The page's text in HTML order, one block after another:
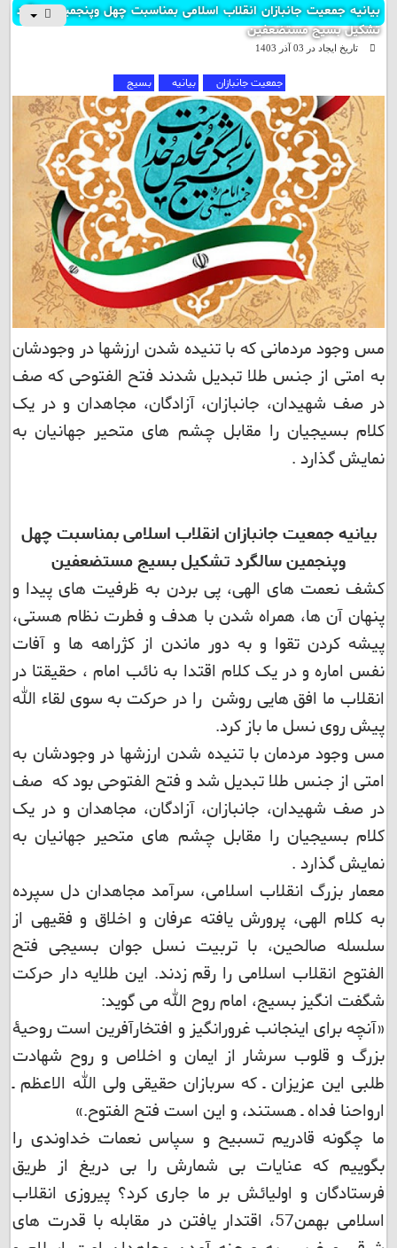
بیانیه جمعیت جانبازان انقلاب اسلامی بمناسبت چهل وپنجمین سالگرد
تشکیل بسیج مستضعفین
تاریخ ایجاد در 03 آذر 1403
جمعیت جانبازان بیانیه بسیج
مس وجود مردمانی که با تنیده شدن ارزشها در وجودشان
به امتی از جنس طلا تبدیل شدند فتح الفتوحی که صف
در صف شهیدان، جانبازان، آزادگان، مجاهدان و در یک
کلام بسیجیان را مقابل چشم های متحیر جهانیان به
نمایش گذارد .
بیانیه جمعیت جانبازان انقلاب اسلامی بمناسبت چهل
وپنجمین سالگرد تشکیل بسیج مستضعفین
کشف نعمت های الهی، پی بردن به ظرفیت های پیدا و
پنهان آن ها، همراه شدن با هدف و فطرت نظام هستی،
پیشه کردن تقوا و به دور ماندن از کژراهه ها و آفات
نفس اماره و در یک کلام اقتدا به نائب امام ، حقیقتا در
انقلاب ما افق هایی روشن را در حرکت به سوی لقاء الله
پیش روی نسل ما باز کرد.
مس وجود مردمان با تنیده شدن ارزشها در وجودشان به
امتی از جنس طلا تبدیل شد و فتح الفتوحی بود که صف
در صف شهیدان، جانبازان، آزادگان، مجاهدان و در یک
کلام بسیجیان را مقابل چشم های متحیر جهانیان به
نمایش گذارد .
معمار بزرگ انقلاب اسلامی، سرآمد مجاهدان دل سپرده
به کلام الهی، پرورش یافته عرفان و اخلاق و فقیهی از
سلسله صالحین، با تربیت نسل جوان بسیجی فتح
الفتوح انقلاب اسلامی را رقم زدند. این طلایه دار حرکت
شگفت انگیز بسیج، امام روح الله می گوید:
«آنچه برای اینجانب غرورانگیز و افتخارآفرین است‌‎ ‎‌روحیۀ
بزرگ و قلوب سرشار از ایمان و اخلاص و روح شهادت
طلبی این عزیزان ـ که‌‎ ‎‌سربازان حقیقی ولی الله الاعظم ـ
ارواحنا فداه ـ هستند، و این است فتح الفتوح.»
ما چگونه قادریم تسبیح و سپاس نعمات خداوندی را
بگوییم که عنایات بی شمارش را بی دریغ از طریق
فرستادگان و اولیائش بر ما جاری کرد؟ پیروزی انقلاب
اسلامی بهمن57، اقتدار یافتن در مقابله با قدرت های